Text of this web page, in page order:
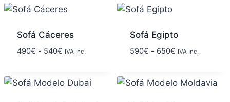
Sofá Cáceres
490€ - 540€ IVA Inc.
Sofá Egipto
590€ - 650€ IVA Inc.